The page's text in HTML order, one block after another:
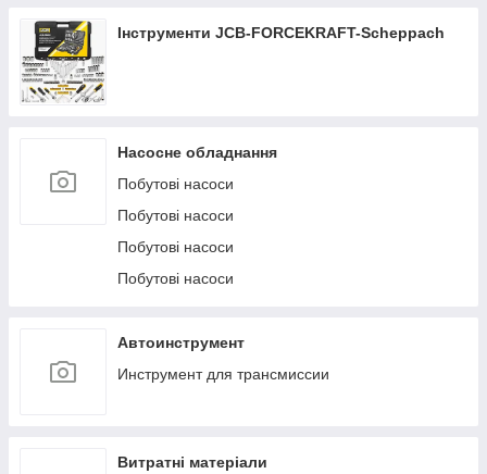
Інструменти JCB-FORCEKRAFT-Scheppach
Насосне обладнання
Побутові насоси
Побутові насоси
Побутові насоси
Побутові насоси
Автоинструмент
Инструмент для трансмиссии
Витратні матеріали